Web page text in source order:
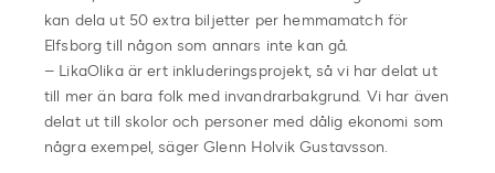
kan dela ut 50 extra biljetter per hemmamatch för
Elfsborg till någon som annars inte kan gå.
– LikaOlika är ert inkluderingsprojekt, så vi har delat ut
till mer än bara folk med invandrarbakgrund. Vi har även
delat ut till skolor och personer med dålig ekonomi som
några exempel, säger Glenn Holvik Gustavsson.